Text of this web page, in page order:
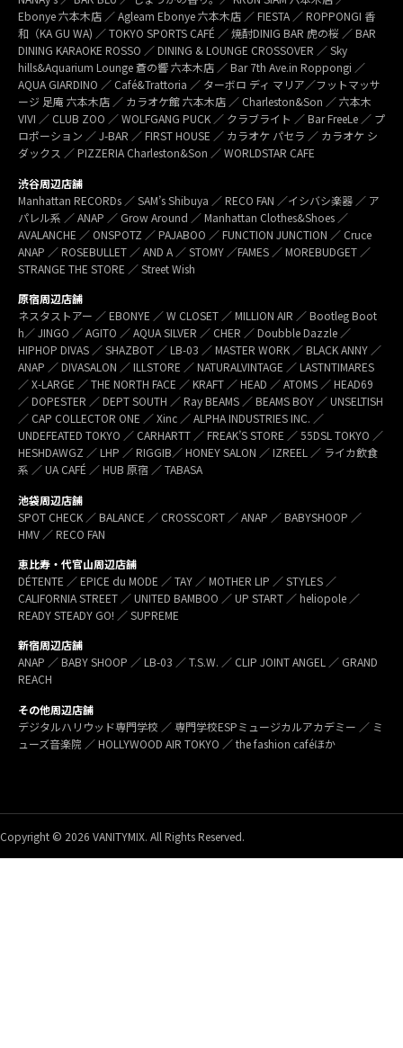
Ebonye 六本木店 ／ Agleam Ebonye 六本木店 ／ FIESTA ／ ROPPONGI 香
和（KA GU WA) ／ TOKYO SPORTS CAFÉ ／ 焼酎DINIG BAR 虎の桜 ／ BAR
DINING KARAOKE ROSSO ／ DINING & LOUNGE CROSSOVER ／ Sky
hills&Aquarium Lounge 蒼の響 六本木店 ／ Bar 7th Ave.in Roppongi ／
AQUA GIARDINO ／ Café&Trattoria ／ ターボロ ディ マリア／フットマッサ
ージ 足庵 六本木店 ／ カラオケ館 六本木店 ／ Charleston&Son ／ 六本木
VIVI ／ CLUB ZOO ／ WOLFGANG PUCK ／ クラブライト ／ Bar FreeLe ／ プ
ロポーション ／ J-BAR ／ FIRST HOUSE ／ カラオケ パセラ ／ カラオケ シ
ダックス ／ PIZZERIA Charleston&Son ／ WORLDSTAR CAFE
渋谷周辺店舗
Manhattan RECORDs ／ SAM’s Shibuya ／ RECO FAN ／イシバシ楽器 ／ ア
パレル系 ／ ANAP ／ Grow Around ／ Manhattan Clothes&Shoes ／
AVALANCHE ／ ONSPOTZ ／ PAJABOO ／ FUNCTION JUNCTION ／ Cruce
ANAP ／ ROSEBULLET ／ AND A ／ STOMY ／FAMES ／ MOREBUDGET ／
STRANGE THE STORE ／ Street Wish
原宿周辺店舗
ネスタストアー ／ EBONYE ／ W CLOSET ／ MILLION AIR ／ Bootleg Boot
h／ JINGO ／ AGITO ／ AQUA SILVER ／ CHER ／ Doubble Dazzle ／
HIPHOP DIVAS ／ SHAZBOT ／ LB-03 ／ MASTER WORK ／ BLACK ANNY ／
ANAP ／ DIVASALON ／ ILLSTORE ／ NATURALVINTAGE ／ LASTNTIMARES
／ X-LARGE ／ THE NORTH FACE ／ KRAFT ／ HEAD ／ ATOMS ／ HEAD69
／ DOPESTER ／ DEPT SOUTH ／ Ray BEAMS ／ BEAMS BOY ／ UNSELTISH
／ CAP COLLECTOR ONE ／ Xinc ／ ALPHA INDUSTRIES INC. ／
UNDEFEATED TOKYO ／ CARHARTT ／ FREAK’S STORE ／ 55DSL TOKYO ／
HESHDAWGZ ／ LHP ／ RIGGIB／ HONEY SALON ／ IZREEL ／ ライカ飲食
系 ／ UA CAFÉ ／ HUB 原宿 ／ TABASA
池袋周辺店舗
SPOT CHECK ／ BALANCE ／ CROSSCORT ／ ANAP ／ BABYSHOOP ／
HMV ／ RECO FAN
恵比寿・代官山周辺店舗
DÉTENTE ／ EPICE du MODE ／ TAY ／ MOTHER LIP ／ STYLES ／
CALIFORNIA STREET ／ UNITED BAMBOO ／ UP START ／ heliopole ／
READY STEADY GO! ／ SUPREME
新宿周辺店舗
ANAP ／ BABY SHOOP ／ LB-03 ／ T.S.W. ／ CLIP JOINT ANGEL ／ GRAND
REACH
その他周辺店舗
デジタルハリウッド専門学校 ／ 専門学校ESPミュージカルアカデミー ／ ミ
ューズ音楽院 ／ HOLLYWOOD AIR TOKYO ／ the fashion caféほか
Copyright © 2026 VANITYMIX. All Rights Reserved.